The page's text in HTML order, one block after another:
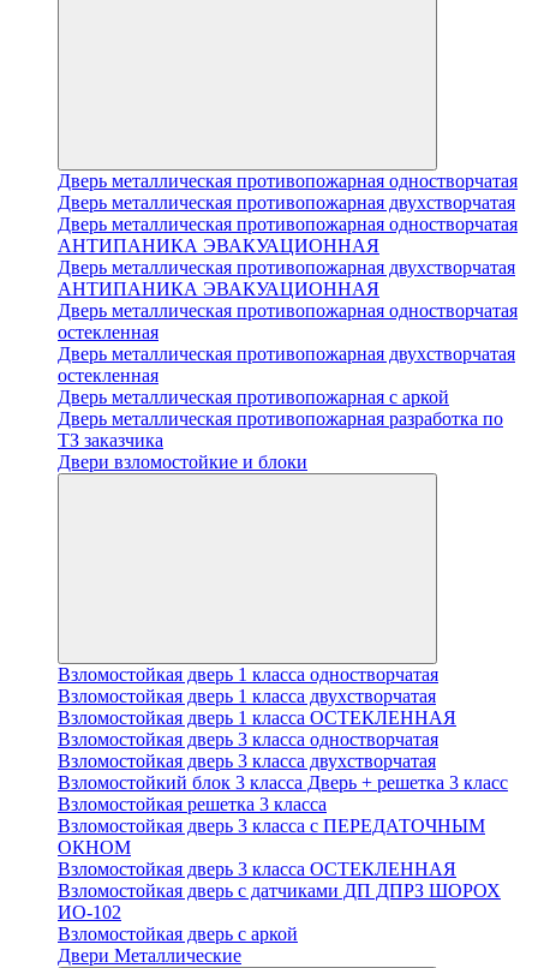
Дверь металлическая противопожарная одностворчатая
Дверь металлическая противопожарная двухстворчатая
Дверь металлическая противопожарная одностворчатая
АНТИПАНИКА ЭВАКУАЦИОННАЯ
Дверь металлическая противопожарная двухстворчатая
АНТИПАНИКА ЭВАКУАЦИОННАЯ
Дверь металлическая противопожарная одностворчатая
остекленная
Дверь металлическая противопожарная двухстворчатая
остекленная
Дверь металлическая противопожарная с аркой
Дверь металлическая противопожарная разработка по
ТЗ заказчика
Двери взломостойкие и блоки
Взломостойкая дверь 1 класса одностворчатая
Взломостойкая дверь 1 класса двухстворчатая
Взломостойкая дверь 1 класса ОСТЕКЛЕННАЯ
Взломостойкая дверь 3 класса одностворчатая
Взломостойкая дверь 3 класса двухстворчатая
Взломостойкий блок 3 класса Дверь + решетка 3 класс
Взломостойкая решетка 3 класса
Взломостойкая дверь 3 класса с ПЕРЕДАТОЧНЫМ
ОКНОМ
Взломостойкая дверь 3 класса ОСТЕКЛЕННАЯ
Взломостойкая дверь с датчиками ДП ДПРЗ ШОРОХ
ИО-102
Взломостойкая дверь с аркой
Двери Металлические